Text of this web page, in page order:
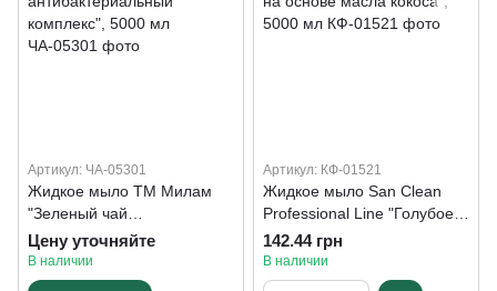
Артикул: ЧА-05301
Жидкое мыло ТМ Милам
"Зеленый чай
антибактериальный
комплекс", 5000 мл
Цену уточняйте
В наличии
Артикул: КФ-01521
Жидкое мыло San Clean
Professional Line "Голубое
на основе масла кокоса",
5000 мл
142.44 грн
В наличии